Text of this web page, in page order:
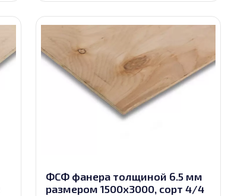
ФСФ фанера толщиной 6.5 мм
размером 1500х3000, сорт 4/4